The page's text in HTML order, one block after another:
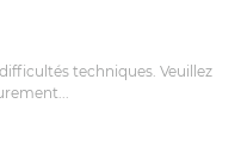
techniques. Veuillez